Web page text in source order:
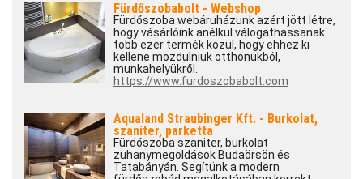
Fürdőszobabolt - Webshop
Fürdőszoba webáruházunk azért jött létre,
hogy vásárlóink anélkül válogathassanak
több ezer termék közül, hogy ehhez ki
kellene mozdulniuk otthonukból,
munkahelyükről.
https://www.furdoszobabolt.com
Aqualand Straubinger Kft. - Burkolat,
szaniter, parketta
Fürdőszoba szaniter, burkolat
zuhanymegoldások Budaörsön és
Tatabányán. Segítünk a modern